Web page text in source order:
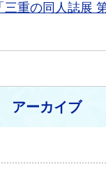
三重の同人誌展
アーカイブ